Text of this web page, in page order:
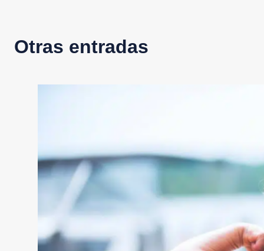
Otras entradas